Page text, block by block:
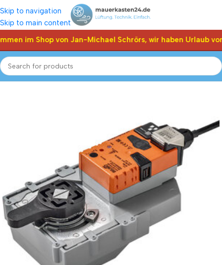
Skip to navigation
Skip to main content
im Shop von Jan-Michael Schrörs, wir haben Urlaub
Start Shop Klappen Stellantriebe, Stellmotor Belimo